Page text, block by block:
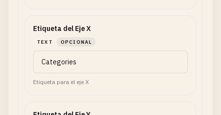
Etiqueta del Eje X
TEXT OPCIONAL
Etiqueta para el eje X